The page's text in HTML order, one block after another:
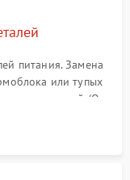
питания. Замена
или тупых
уплотнителей (O-
устранения